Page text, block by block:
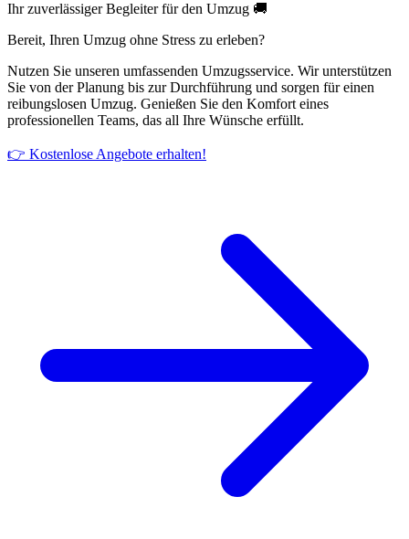
Ihr zuverlässiger Begleiter für den Umzug 🚚
Bereit, Ihren Umzug ohne Stress zu erleben?
Nutzen Sie unseren umfassenden Umzugsservice. Wir unterstützen
Sie von der Planung bis zur Durchführung und sorgen für einen
reibungslosen Umzug. Genießen Sie den Komfort eines
professionellen Teams, das all Ihre Wünsche erfüllt.
👉 Kostenlose Angebote erhalten!